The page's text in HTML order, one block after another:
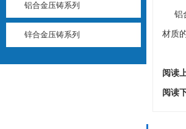
铝合金压铸系列
锌合金压铸系列
铝
材质
阅读
阅读